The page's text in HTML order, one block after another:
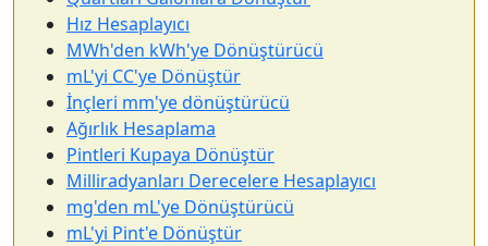
Hız Hesaplayıcı
MWh'den kWh'ye Dönüştürücü
mL'yi CC'ye Dönüştür
İnçleri mm'ye dönüştürücü
Ağırlık Hesaplama
Pintleri Kupaya Dönüştür
Milliradyanları Derecelere Hesaplayıcı
mg'den mL'ye Dönüştürücü
mL'yi Pint'e Dönüştür